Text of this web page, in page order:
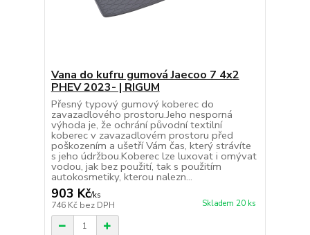
Vana do kufru gumová Jaecoo 7 4x2
PHEV 2023- | RIGUM
Přesný typový gumový koberec do
zavazadlového prostoru.Jeho nesporná
výhoda je, že ochrání původní textilní
koberec v zavazadlovém prostoru před
poškozením a ušetří Vám čas, který strávíte
s jeho údržbou.Koberec lze luxovat i omývat
vodou, jak bez použití, tak s použitím
autokosmetiky, kterou nalezn...
903 Kč/ks
746 Kč bez DPH Skladem 20 ks